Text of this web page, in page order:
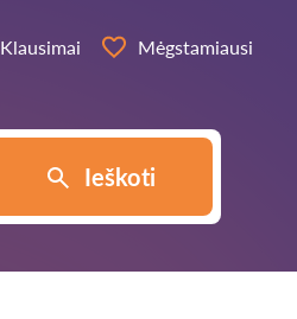
Klausimai Mėgstamiausi
Ieškoti